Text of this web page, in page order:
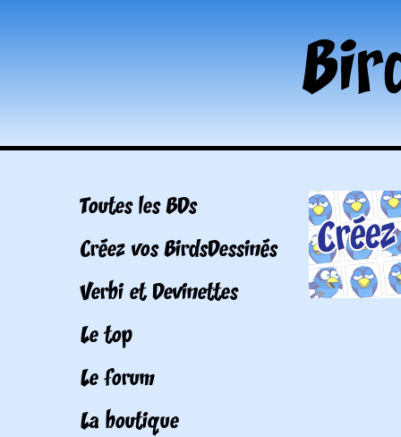
Toutes les BDs
Créez vos BirdsDessinés
Verbi et Devinettes
Le top
Le forum
La boutique